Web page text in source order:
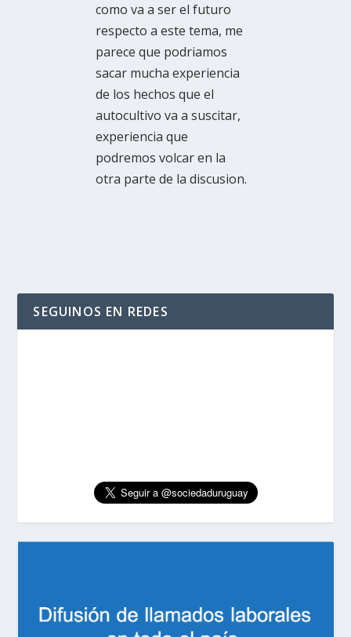
como va a ser el futuro
respecto a este tema, me
parece que podriamos
sacar mucha experiencia
de los hechos que el
autocultivo va a suscitar,
experiencia que
podremos volcar en la
otra parte de la discusion.
SEGUINOS EN REDES